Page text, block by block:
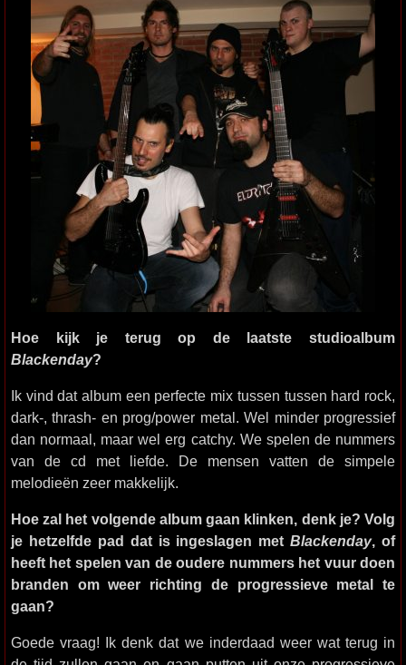
Hoe kijk je terug op de laatste studioalbum
Blackenday?
Ik vind dat album een perfecte mix tussen tussen hard rock,
dark-, thrash- en prog/power metal. Wel minder progressief
dan normaal, maar wel erg catchy. We spelen de nummers
van de cd met liefde. De mensen vatten de simpele
melodieën zeer makkelijk.
Hoe zal het volgende album gaan klinken, denk je? Volg
je hetzelfde pad dat is ingeslagen metBlackenday, of
heeft het spelen van de oudere nummers het vuur doen
branden om weer richting de progressieve metal te
gaan?
Goede vraag! Ik denk dat we inderdaad weer wat terug in